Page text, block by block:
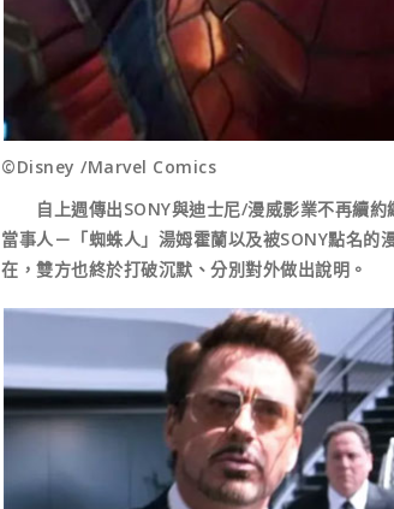
©Disney /Marvel Comics
自上週傳出SONY與迪士尼/漫威影業不再續約
當事人－「蜘蛛人」湯姆霍蘭以及被SONY點名的
在，雙方也終於打破沉默、分別對外做出說明。